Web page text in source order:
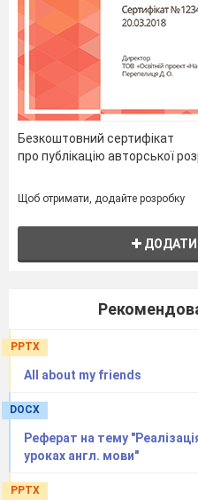
Безкоштовний сертифікат
про публікацію авторської
Щоб отримати, додайте розробку
ДОДАТИ
PPTX
All about my friends
DOCX
Реферат на тему
уроках англ. мови"
PPTX